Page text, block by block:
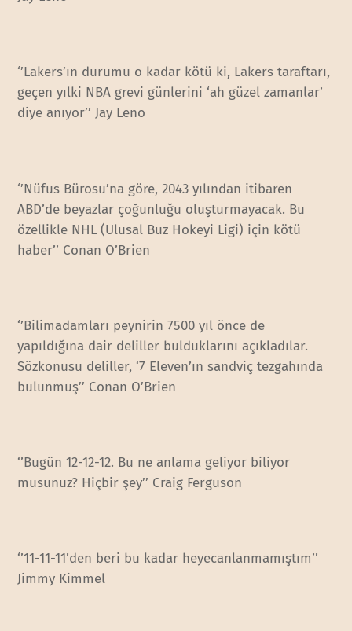
‘’Lakers’ın durumu o kadar kötü ki, Lakers taraftarı,
geçen yılki NBA grevi günlerini ‘ah güzel zamanlar’
diye anıyor’’ Jay Leno
‘’Nüfus Bürosu’na göre, 2043 yılından itibaren
ABD’de beyazlar çoğunluğu oluşturmayacak. Bu
özellikle NHL (Ulusal Buz Hokeyi Ligi) için kötü
haber’’ Conan O’Brien
‘’Bilimadamları peynirin 7500 yıl önce de
yapıldığına dair deliller bulduklarını açıkladılar.
Sözkonusu deliller, ‘7 Eleven’ın sandviç tezgahında
bulunmuş’’ Conan O’Brien
‘’Bugün 12-12-12. Bu ne anlama geliyor biliyor
musunuz? Hiçbir şey’’ Craig Ferguson
‘’11-11-11’den beri bu kadar heyecanlanmamıştım’’
Jimmy Kimmel